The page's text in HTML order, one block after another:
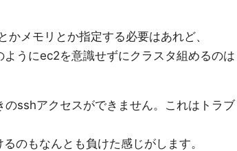
メモリとか指定する必要はあれど、
うにec2を意識せずにクラスタ組めるのは
のsshアクセスができません。これはトラブ
のもなんとも負けた感じがします。